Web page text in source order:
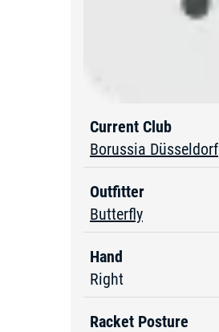
Current Club
Borussia Düsseldorf
Outfitter
Butterfly
Hand
Right
Racket Posture